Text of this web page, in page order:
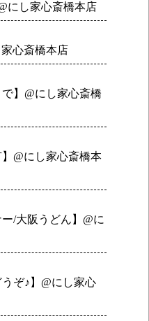
にし家心斎橋本店
家心斎橋本店
で】@にし家心斎橋
】@にし家心斎橋本
/大阪うどん】@に
ぞ♪】@にし家心